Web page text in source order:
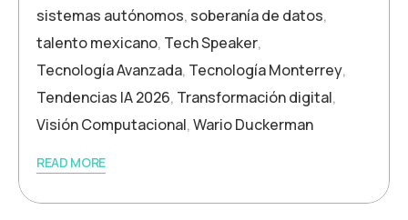
sistemas autónomos, soberanía de datos,
talento mexicano, Tech Speaker,
Tecnología Avanzada, Tecnología Monterrey,
Tendencias IA 2026, Transformación digital,
Visión Computacional,Wario Duckerman
READ MORE